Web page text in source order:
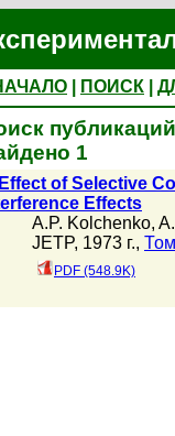
ПОИСК
1
Effect of Selective
Effects
A.P. Kolchenko,
JETP, 1973 г.,
PDF (548.9K)